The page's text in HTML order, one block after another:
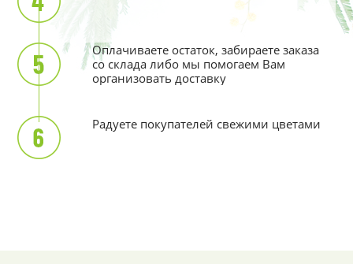
Оплачиваете остаток, забираете заказа
со склада либо мы помогаем Вам
организовать доставку
Радуете покупателей свежими цветами